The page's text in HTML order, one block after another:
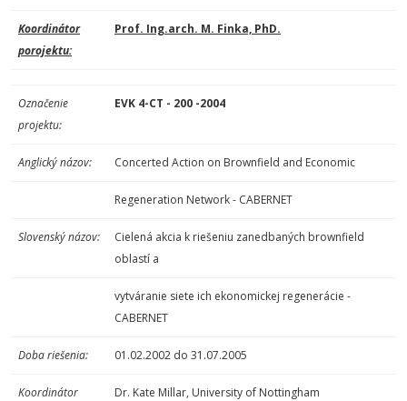
Koordinátor
porojektu:
Prof. Ing.arch. M. Finka, PhD.
Označenie
projektu:
EVK 4-CT - 200 -2004
Anglický názov: Concerted Action on Brownfield and Economic
Regeneration Network - CABERNET
Slovenský názov:
Cielená akcia k riešeniu zanedbaných brownfield
oblastí a
vytváranie siete ich ekonomickej regenerácie -
CABERNET
Doba riešenia: 01.02.2002 do 31.07.2005
Koordinátor
Dr. Kate Millar, University of Nottingham